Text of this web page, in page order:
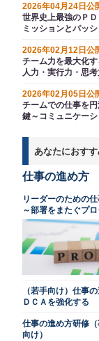
2026年04月24日公
世界史上最強のＰ
ミッションとパッ
2026年02月12日公
チーム力を最大化
人力・実行力・思
2026年02月05日公
チームでの仕事を
鍵～コミュニケー
あなたにおす
仕事の進め方
リーダーのための
～部署をまたぐプ
る
（若手向け）仕事
ＤＣＡを強化する
仕事の進め方研修
向け）